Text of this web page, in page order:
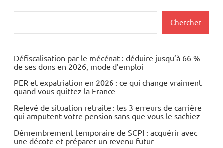
Chercher
Défiscalisation par le mécénat : déduire jusqu’à 66 %
de ses dons en 2026, mode d’emploi
PER et expatriation en 2026 : ce qui change vraiment
quand vous quittez la France
Relevé de situation retraite : les 3 erreurs de carrière
qui amputent votre pension sans que vous le sachiez
Démembrement temporaire de SCPI : acquérir avec
une décote et préparer un revenu futur